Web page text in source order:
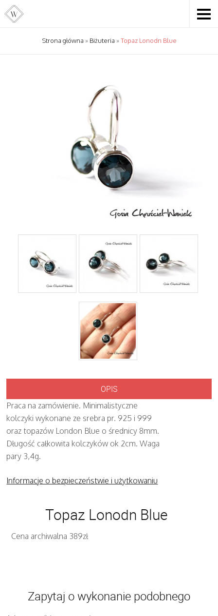
Strona główna » Biżuteria »Topaz Lonodn Blue
OPIS
Praca na zamówienie. Minimalistyczne
kolczyki wykonane ze srebra pr. 925 i 999
oraz topazów London Blue o średnicy 8mm.
Długość całkowita kolczyków ok 2cm. Waga
pary 3,4g.
Informacje o bezpieczeństwie i użytkowaniu
Topaz Lonodn Blue
Cena archiwalna 389zł
Zapytaj o wykonanie podobnego